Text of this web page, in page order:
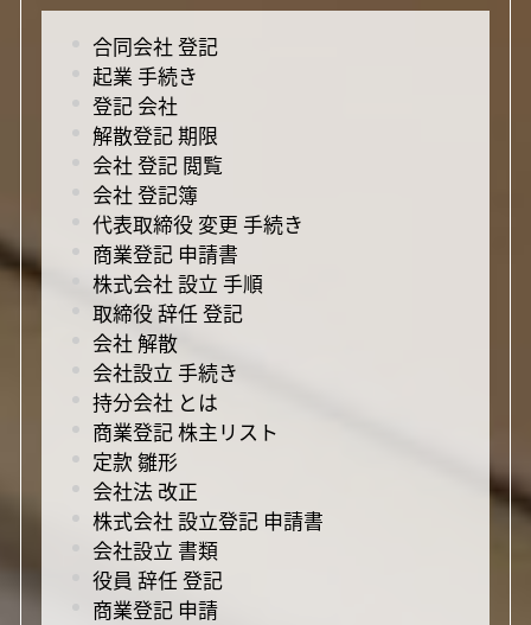
合同会社 登記
起業 手続き
登記 会社
解散登記 期限
会社 登記 閲覧
会社 登記簿
代表取締役 変更 手続き
商業登記 申請書
株式会社 設立 手順
取締役 辞任 登記
会社 解散
会社設立 手続き
持分会社 とは
商業登記 株主リスト
定款 雛形
会社法 改正
株式会社 設立登記 申請書
会社設立 書類
役員 辞任 登記
商業登記 申請